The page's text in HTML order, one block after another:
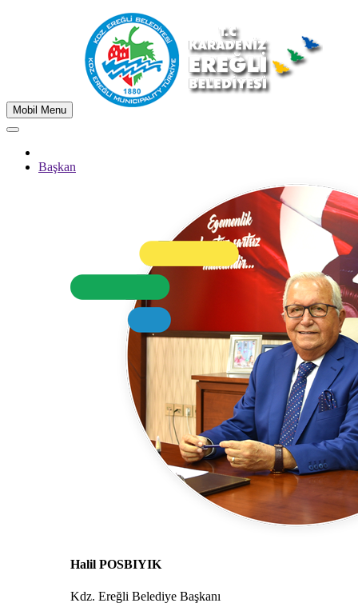
Mobil Menu
Başkan
Halil POSBIYIK
Kdz. Ereğli Belediye Başkanı